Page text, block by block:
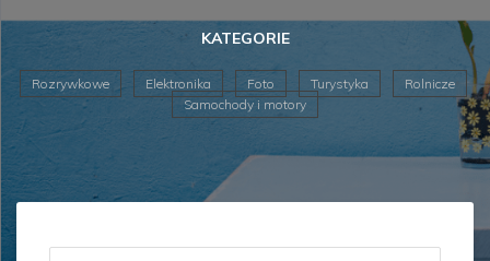
KATEGORIE
Rozrywkowe Elektronika Foto Turystyka
Rolnicze
Samochody i motory